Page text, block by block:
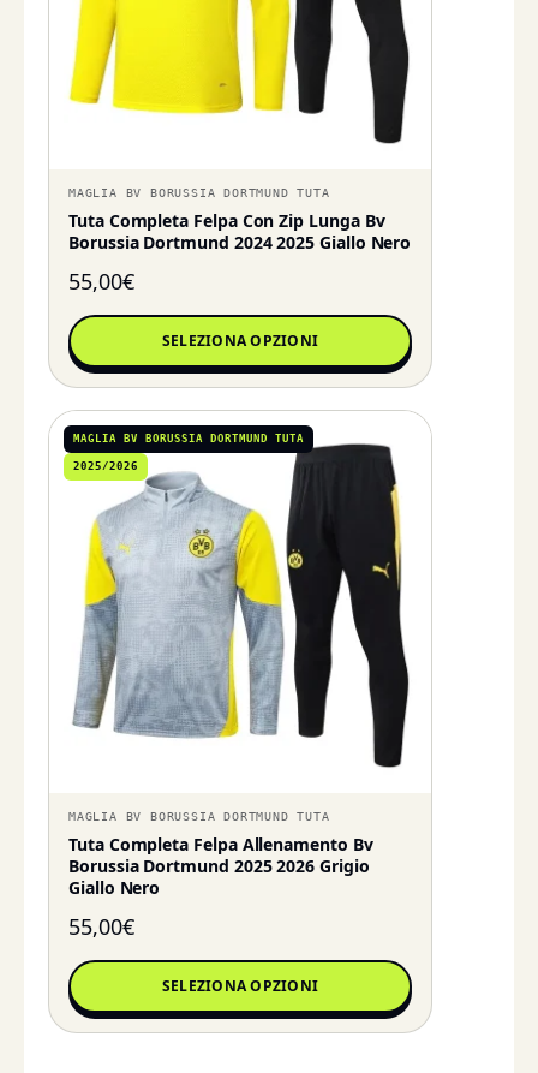
MAGLIA BV BORUSSIA DORTMUND TUTA
Tuta Completa Felpa Con Zip Lunga Bv
Borussia Dortmund 2024 2025 Giallo Nero
55,00€
SELEZIONA OPZIONI
MAGLIA BV BORUSSIA DORTMUND TUTA
2025/2026
MAGLIA BV BORUSSIA DORTMUND TUTA
Tuta Completa Felpa Allenamento Bv
Borussia Dortmund 2025 2026 Grigio
Giallo Nero
55,00€
SELEZIONA OPZIONI